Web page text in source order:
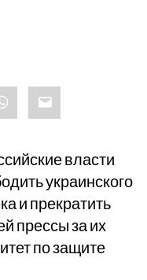
Email
власти
украинского
и прекратить
прессы за их
по защите